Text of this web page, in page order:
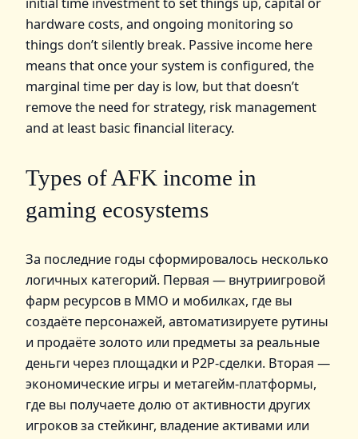
hardware costs, and ongoing monitoring so
things don’t silently break. Passive income here
means that once your system is configured, the
marginal time per day is low, but that doesn’t
remove the need for strategy, risk management
and at least basic financial literacy.
Types of AFK income in
gaming ecosystems
За последние годы сформировалось несколько
логичных категорий. Первая — внутриигровой
фарм ресурсов в MMO и мобилках, где вы
создаёте персонажей, автоматизируете рутины
и продаёте золото или предметы за реальные
деньги через площадки и P2P-сделки. Вторая —
экономические игры и метагейм-платформы,
где вы получаете долю от активности других
игроков за стейкинг, владение активами или